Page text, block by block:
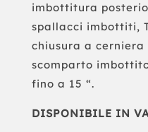
imbottitura
spallacci imbottiti,
chiusura a
scomparto
fino a 15 “.
DISPONIBILE IN